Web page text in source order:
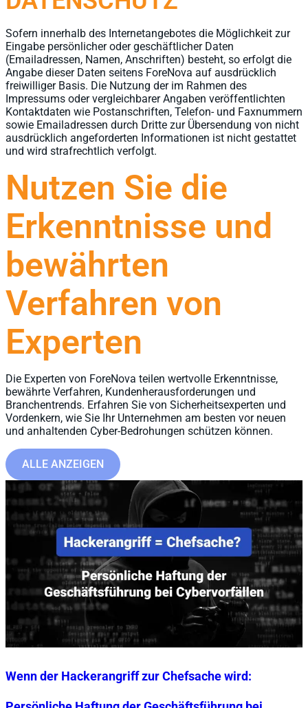
Sofern innerhalb des Internetangebotes die Möglichkeit zur
Eingabe persönlicher oder geschäftlicher Daten
(Emailadressen, Namen, Anschriften) besteht, so erfolgt die
Angabe dieser Daten seitens ForeNova auf ausdrücklich
freiwilliger Basis. Die Nutzung der im Rahmen des
Impressums oder vergleichbarer Angaben veröffentlichten
Kontaktdaten wie Postanschriften, Telefon- und Faxnummern
sowie Emailadressen durch Dritte zur Übersendung von nicht
ausdrücklich angeforderten Informationen ist nicht gestattet
und wird strafrechtlich verfolgt.
Nutzen Sie die
Erkenntnisse und
bewährten
Verfahren von
Experten
Die Experten von ForeNova teilen wertvolle Erkenntnisse,
bewährte Verfahren, Kundenherausforderungen und
Branchentrends. Erfahren Sie von Sicherheitsexperten und
Vordenkern, wie Sie Ihr Unternehmen am besten vor neuen
und anhaltenden Cyber-Bedrohungen schützen können.
ALLE ANZEIGEN
Wenn der Hackerangriff zur Chefsache wird: